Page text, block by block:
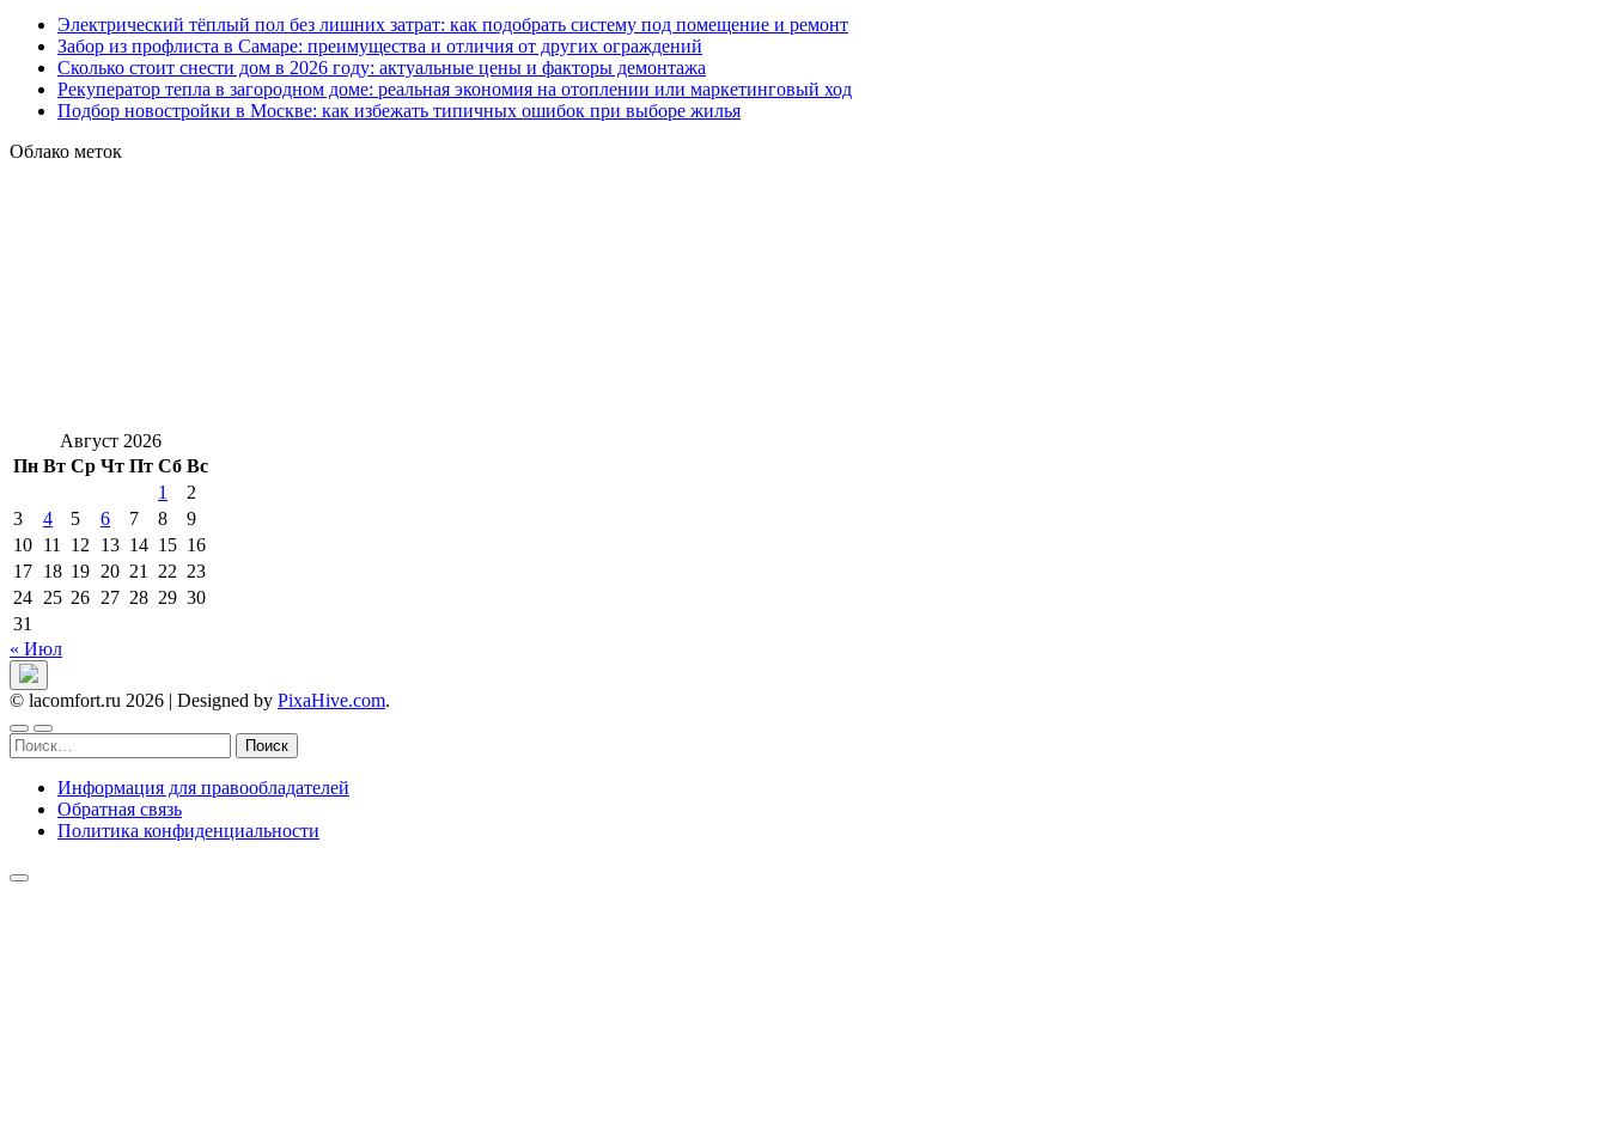
Электрический тёплый пол без лишних затрат: как подобрать систему под помещение и ремонт
Забор из профлиста в Самаре: преимущества и отличия от других ограждений
Сколько стоит снести дом в 2026 году: актуальные цены и факторы демонтажа
Рекуператор тепла в загородном доме: реальная экономия на отоплении или маркетинговый ход
Подбор новостройки в Москве: как избежать типичных ошибок при выборе жилья
Облако меток
Август 2026
Пн Вт Ср Чт Пт Сб Вс
1
2
3
4 5 6 7 8
9
10 11 12 13 14 15 16
17 18 19 20 21 22 23
24 25 26 27 28 29 30
31
« Июл
© lacomfort.ru 2026 | Designed by PixaHive.com.
Найти:
Информация для правообладателей
Обратная связь
Политика конфиденциальности